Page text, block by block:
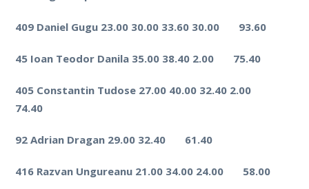
409 Daniel Gugu 23.00 30.00 33.60 30.00 93.60
45 Ioan Teodor Danila 35.00 38.40 2.00 75.40
405 Constantin Tudose 27.00 40.00 32.40 2.00
74.40
92 Adrian Dragan 29.00 32.40 61.40
416 Razvan Ungureanu 21.00 34.00 24.00 58.00